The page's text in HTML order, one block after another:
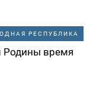
РЕСПУБЛИКА
Родины время